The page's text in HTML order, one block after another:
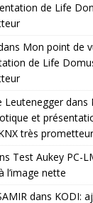
de Life
Mon point de
de Life
Leuteneggerdans
et
très prometteur
Test Aukey PC-
l’image nette
dans KODI: